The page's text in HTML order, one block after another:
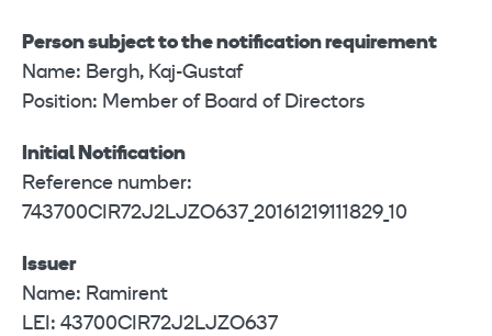
Person subject to the notification requirement
Name: Bergh, Kaj-Gustaf
Position: Member of Board of Directors
Initial Notification
Reference number:
743700CIR72J2LJZO637_20161219111829_10
Issuer
Name: Ramirent
LEI: 43700CIR72J2LJZO637